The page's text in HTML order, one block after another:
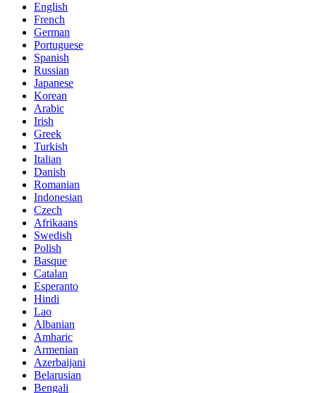
English
French
German
Portuguese
Spanish
Russian
Japanese
Korean
Arabic
Irish
Greek
Turkish
Italian
Danish
Romanian
Indonesian
Czech
Afrikaans
Swedish
Polish
Basque
Catalan
Esperanto
Hindi
Lao
Albanian
Amharic
Armenian
Azerbaijani
Belarusian
Bengali